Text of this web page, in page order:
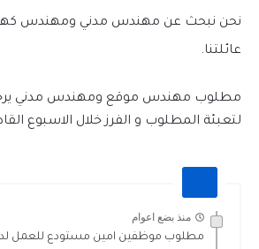
نحن نبحث عن مهندس مدني ومهندس
عائلتنا.
مطلوب مهندس موقع ومهندس مدني يرجى
لتعبئة المطلوب و الفرز خلال الاسبوع
منذ بضع اعوام
مطلوب موظفين امين مستودع للعمل